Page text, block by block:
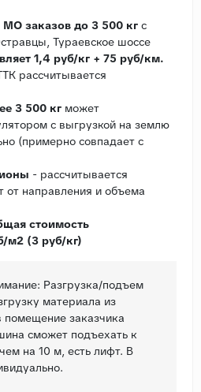
заказов до 3 500 кг с
Тураевское шоссе
1,4 руб/кг + 75 руб/км.
рассчитывается
3 500 кг может
с выгрузкой на землю
(примерно совпадает с
- рассчитывается
от направления и объема
стоимость
м2 (3 руб/кг)
Разгрузка/подъем
материала из
помещение заказчика
сможет подъехать к
на 10 м, есть лифт. В